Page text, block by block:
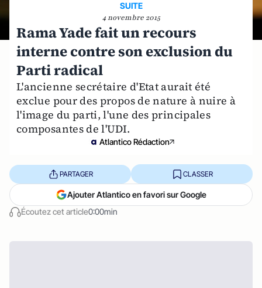
SUITE
4 novembre 2015
Rama Yade fait un recours
interne contre son exclusion du
Parti radical
L'ancienne secrétaire d'Etat aurait été
exclue pour des propos de nature à nuire à
l'image du parti, l'une des principales
composantes de l'UDI.
Atlantico Rédaction
Écoutez cet article0:00min
PARTAGER CLASSER
Ajouter Atlantico en favori sur Google